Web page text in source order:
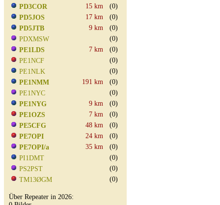
PD3COR
15 km
(0)
PD5JOS
17 km
(0)
PD5JTB
9 km
(0)
PDXMSW
(0)
PE1LDS
7 km
(0)
PE1NCF
(0)
PE1NLK
(0)
PE1NMM
191 km
(0)
PE1NYC
(0)
PE1NYG
9 km
(0)
PE1OZS
7 km
(0)
PE5CFG
48 km
(0)
PE7OPI
24 km
(0)
PE7OPI/a
35 km
(0)
PI1DMT
(0)
PS2PST
(0)
TM13ØGM
(0)
Über Repeater in 2026: